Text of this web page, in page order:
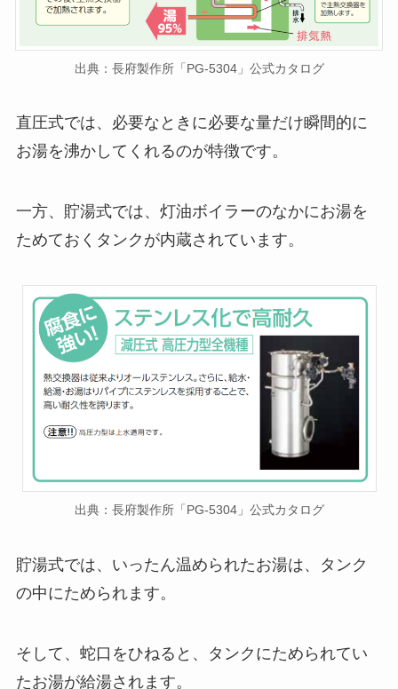
出典：長府製作所「PG-5304」公式カタログ
直圧式では、必要なときに必要な量だけ瞬間的に
お湯を沸かしてくれるのが特徴です。
一方、貯湯式では、灯油ボイラーのなかにお湯を
ためておくタンクが内蔵されています。
出典：長府製作所「PG-5304」公式カタログ
貯湯式では、いったん温められたお湯は、タンク
の中にためられます。
そして、蛇口をひねると、タンクにためられてい
たお湯が給湯されます。